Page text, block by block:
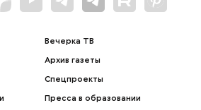
Вечерка ТВ
Архив газеты
Спецпроекты
Пресса в образовании